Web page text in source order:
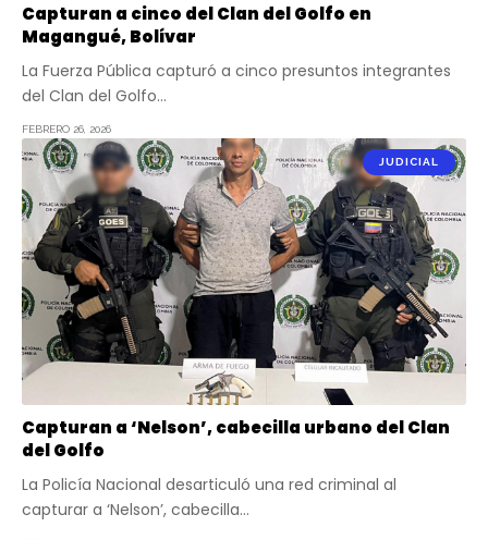
Capturan a cinco del Clan del Golfo en
Magangué, Bolívar
La Fuerza Pública capturó a cinco presuntos integrantes
del Clan del Golfo…
FEBRERO 26, 2026
JUDICIAL
Capturan a ‘Nelson’, cabecilla urbano del Clan
del Golfo
La Policía Nacional desarticuló una red criminal al
capturar a ‘Nelson’, cabecilla…